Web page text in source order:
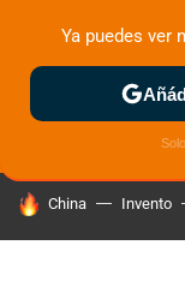
ZONA DE PRUEBAS
HOY SE HABLA DE
China Invento
Ya puedes ver